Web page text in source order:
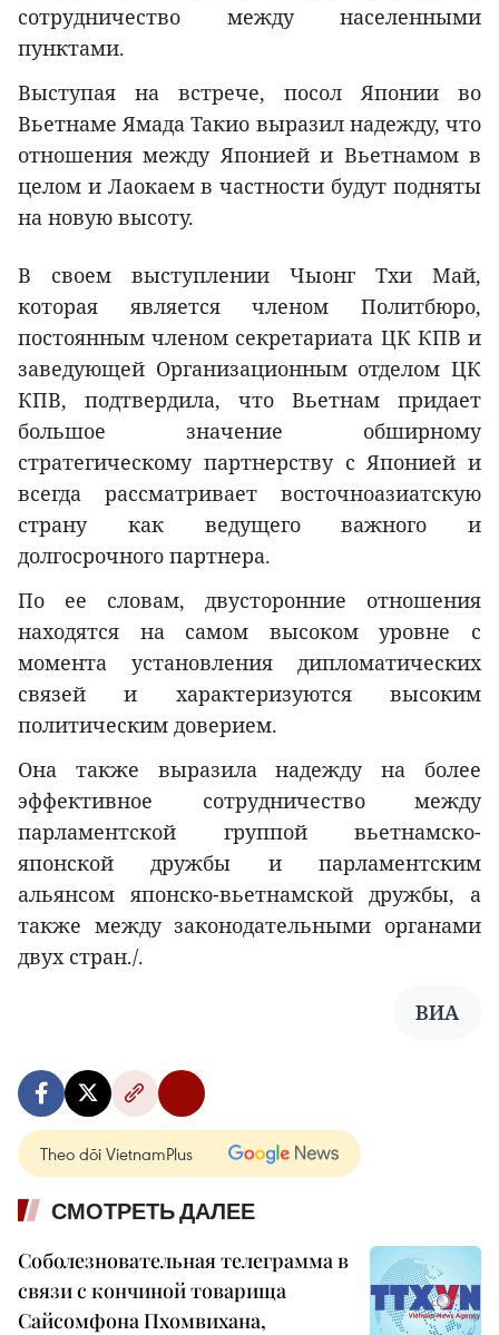
сотрудничество между населенными
пунктами.
Выступая на встрече, посол Японии во
Вьетнаме Ямада Такио выразил надежду, что
отношения между Японией и Вьетнамом в
целом и Лаокаем в частности будут подняты
на новую высоту.
В своем выступлении Чыонг Тхи Май,
которая является членом Политбюро,
постоянным членом секретариата ЦК КПВ и
заведующей Организационным отделом ЦК
КПВ, подтвердила, что Вьетнам придает
большое значение обширному
стратегическому партнерству с Японией и
всегда рассматривает восточноазиатскую
страну как ведущего важного и
долгосрочного партнера.
По ее словам, двусторонние отношения
находятся на самом высоком уровне с
момента установления дипломатических
связей и характеризуются высоким
политическим доверием.
Она также выразила надежду на более
эффективное сотрудничество между
парламентской группой вьетнамско-
японской дружбы и парламентским
альянсом японско-вьетнамской дружбы, а
также между законодательными органами
двух стран./.
ВИА
Theo dõi VietnamPlus
СМОТРЕТЬ ДАЛЕЕ
Соболезновательная телеграмма в
связи с кончиной товарища
Сайсомфона Пхомвихана,